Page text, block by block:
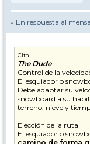
» En respuesta al
Cita
The Dude
Control de la
El esquiador o
Debe adaptar su
snowboard a su
terreno, nieve y
Elección de la ruta
El esquiador o